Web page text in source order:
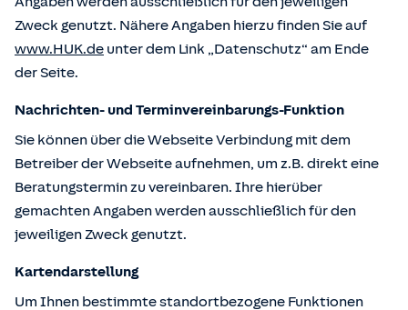
Zweck genutzt. Nähere Angaben hierzu finden Sie auf
www.HUK.de unter dem Link „Datenschutz“ am Ende
der Seite.
Nachrichten- und Terminvereinbarungs-Funktion
Sie können über die Webseite Verbindung mit dem
Betreiber der Webseite aufnehmen, um z.B. direkt eine
Beratungstermin zu vereinbaren. Ihre hierüber
gemachten Angaben werden ausschließlich für den
jeweiligen Zweck genutzt.
Kartendarstellung
Um Ihnen bestimmte standortbezogene Funktionen